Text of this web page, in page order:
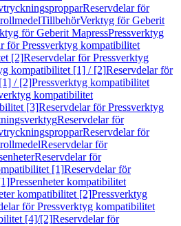
Reservdelar för
TillbehörVerktyg för Geberit
för Geberit MapressPressverktyg
för Pressverktyg kompatibilitet
[2]Reservdelar för Pressverktyg
kompatibilitet [1] / [2]Reservdelar för
/ [2]Pressverktyg kompatibilitet
kompatibilitet
[3]Reservdelar för Pressverktyg
Reservdelar för
Reservdelar för
Reservdelar för
Reservdelar för
[1]Reservdelar för
Pressenheter kompatibilitet
kompatibilitet [2]Pressverktyg
för Pressverktyg kompatibilitet
[4]/[2]Reservdelar för